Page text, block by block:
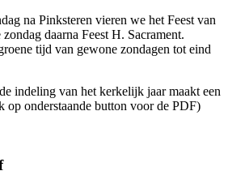
na Pinksteren vieren we het Feest van
daarna Feest H. Sacrament.
tijd van gewone zondagen tot eind
indeling van het kerkelijk jaar maakt een
onderstaande button voor de PDF)